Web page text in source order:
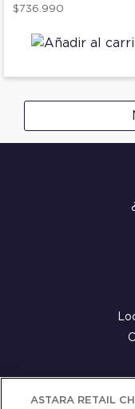
$736.990
ASTARA RETAIL